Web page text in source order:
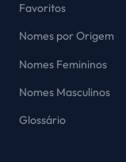
Favoritos
Nomes por Origem
Nomes Femininos
Nomes Masculinos
Glossário